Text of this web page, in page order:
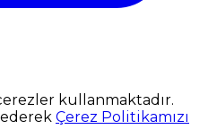
kullanmaktadır.
Çerez Politikamızı